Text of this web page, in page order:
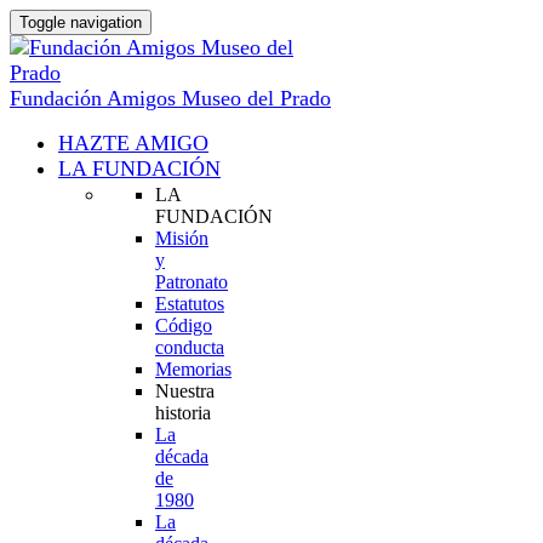
Toggle navigation
Fundación Amigos Museo del Prado
HAZTE AMIGO
LA FUNDACIÓN
LA
FUNDACIÓN
Misión
y
Patronato
Estatutos
Código
conducta
Memorias
Nuestra
historia
La
década
de
1980
La